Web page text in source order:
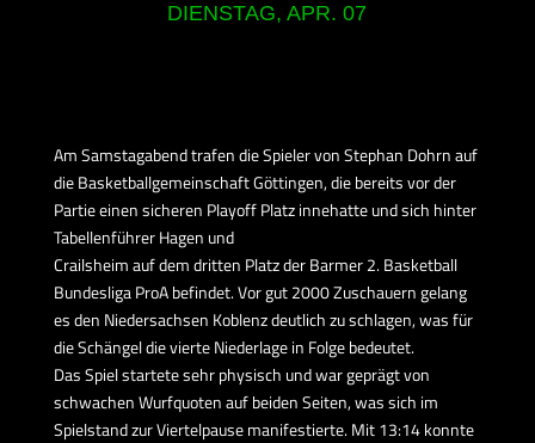
DIENSTAG, APR. 07
Am Samstagabend trafen die Spieler von Stephan Dohrn auf
die Basketballgemeinschaft Göttingen, die bereits vor der
Partie einen sicheren Playoff Platz innehatte und sich hinter
Tabellenführer Hagen und
Crailsheim auf dem dritten Platz der Barmer 2. Basketball
Bundesliga ProA befindet. Vor gut 2000 Zuschauern gelang
es den Niedersachsen Koblenz deutlich zu schlagen, was für
die Schängel die vierte Niederlage in Folge bedeutet.
Das Spiel startete sehr physisch und war geprägt von
schwachen Wurfquoten auf beiden Seiten, was sich im
Spielstand zur Viertelpause manifestierte. Mit 13:14 konnte